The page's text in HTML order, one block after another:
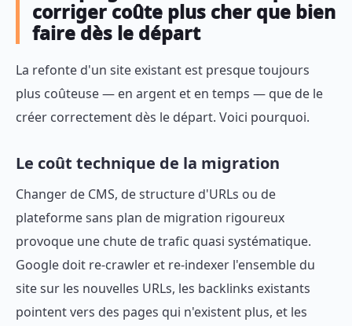
corriger coûte plus cher que bien
faire dès le départ
La refonte d'un site existant est presque toujours
plus coûteuse — en argent et en temps — que de le
créer correctement dès le départ. Voici pourquoi.
Le coût technique de la migration
Changer de CMS, de structure d'URLs ou de
plateforme sans plan de migration rigoureux
provoque une chute de trafic quasi systématique.
Google doit re-crawler et re-indexer l'ensemble du
site sur les nouvelles URLs, les backlinks existants
pointent vers des pages qui n'existent plus, et les